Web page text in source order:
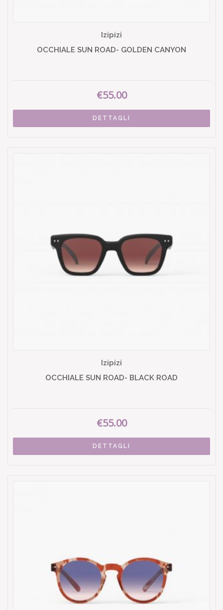
Izipizi
OCCHIALE SUN ROAD- GOLDEN CANYON
€55.00
DETTAGLI
Izipizi
OCCHIALE SUN ROAD- BLACK ROAD
€55.00
DETTAGLI